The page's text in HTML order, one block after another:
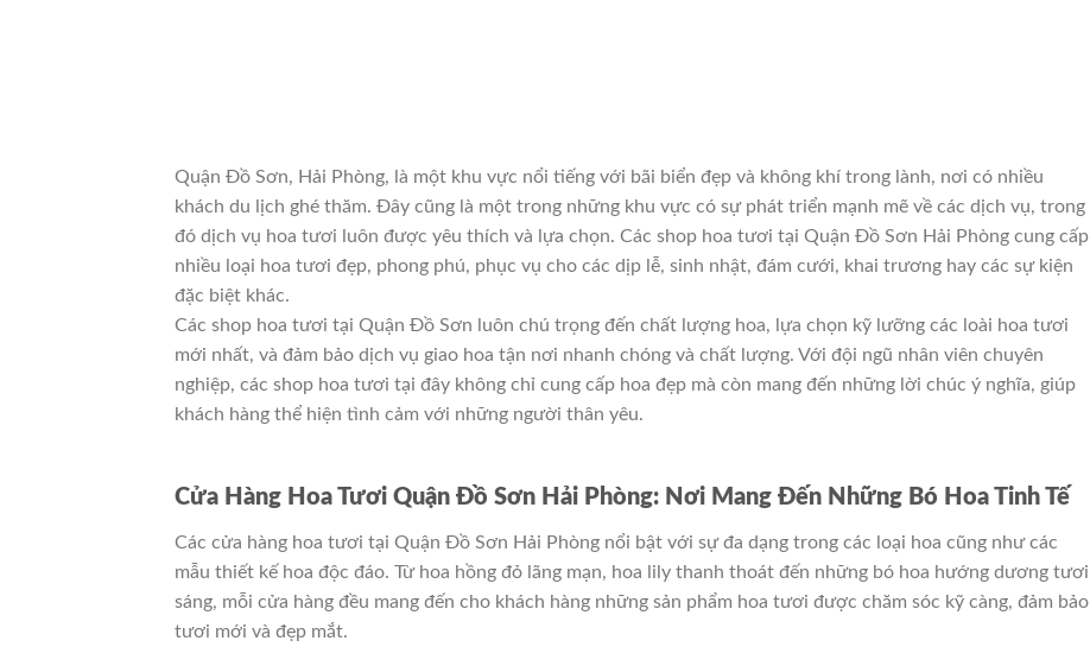
Quận Đồ Sơn, Hải Phòng, là một khu vực nổi tiếng với bãi biển đẹp và không khí trong lành, nơi có nhiều
khách du lịch ghé thăm. Đây cũng là một trong những khu vực có sự phát triển mạnh mẽ về các dịch vụ, trong
đó dịch vụ hoa tươi luôn được yêu thích và lựa chọn. Các shop hoa tươi tại Quận Đồ Sơn Hải Phòng cung cấp
nhiều loại hoa tươi đẹp, phong phú, phục vụ cho các dịp lễ, sinh nhật, đám cưới, khai trương hay các sự kiện
đặc biệt khác.
Các shop hoa tươi tại Quận Đồ Sơn luôn chú trọng đến chất lượng hoa, lựa chọn kỹ lưỡng các loài hoa tươi
mới nhất, và đảm bảo dịch vụ giao hoa tận nơi nhanh chóng và chất lượng. Với đội ngũ nhân viên chuyên
nghiệp, các shop hoa tươi tại đây không chỉ cung cấp hoa đẹp mà còn mang đến những lời chúc ý nghĩa, giúp
khách hàng thể hiện tình cảm với những người thân yêu.
Cửa Hàng Hoa Tươi Quận Đồ Sơn Hải Phòng: Nơi Mang Đến Những Bó Hoa Tinh Tế
Các cửa hàng hoa tươi tại Quận Đồ Sơn Hải Phòng nổi bật với sự đa dạng trong các loại hoa cũng như các
mẫu thiết kế hoa độc đáo. Từ hoa hồng đỏ lãng mạn, hoa lily thanh thoát đến những bó hoa hướng dương tươi
sáng, mỗi cửa hàng đều mang đến cho khách hàng những sản phẩm hoa tươi được chăm sóc kỹ càng, đảm bảo
tươi mới và đẹp mắt.